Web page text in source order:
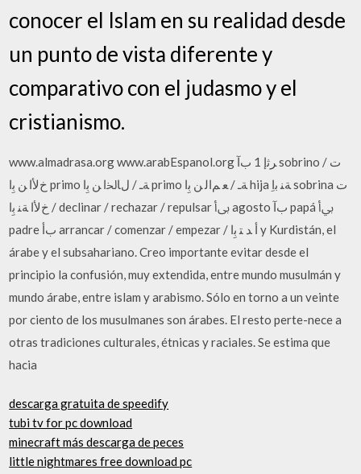
conocer el Islam en su realidad desde
un punto de vista diferente y
comparativo con el judasmo y el
cristianismo.
www.almadrasa.org www.arabEspanol.org ﺮﺛإ 1 بﺁ sobrino ﺕ /
ﺥﻷﺍ ﻦ ﺑِﺍ primo ﺔـ / ﻝﺎﳋﺍ ﻦ ﺑِﺍ primo ﺔـ / ﻌ ﻢﺍﻟ ﻦ ﺑِﺍ hija ﺔﻨ ﺑﺍِ sobrina ﺕ
/ ﺥﻷﺍ ﺔﻨ ﺑِﺍ declinar / rechazar / repulsar ﰉﺃ agosto ﺏﺁ papá ﰊﺃ
padre ﺏﺃ arrancar / comenzar / empezar / ﺃ ﺪ ﺘ ﺑِﺍ y Kurdistán, el
árabe y el subsahariano. Creo importante evitar desde el
principio la confusión, muy extendida, entre mundo musulmán y
mundo árabe, entre islam y arabismo. Sólo en torno a un veinte
por ciento de los musulmanes son árabes. El resto perte-nece a
otras tradiciones culturales, étnicas y raciales. Se estima que
hacia
descarga gratuita de speedify
tubi tv for pc download
minecraft más descarga de peces
little nightmares free download pc